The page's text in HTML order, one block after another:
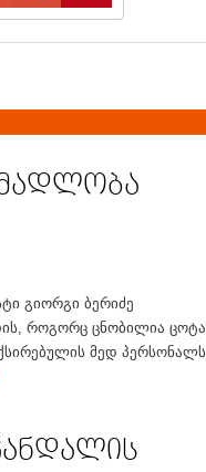
მადლობა
გიორგი ბერიძე
როგორც ცნობილია ცოტა
მედ პერსონალს